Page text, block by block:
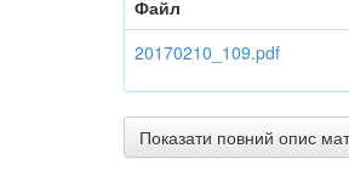
Файл
20170210_109.pdf
Показати повний опис